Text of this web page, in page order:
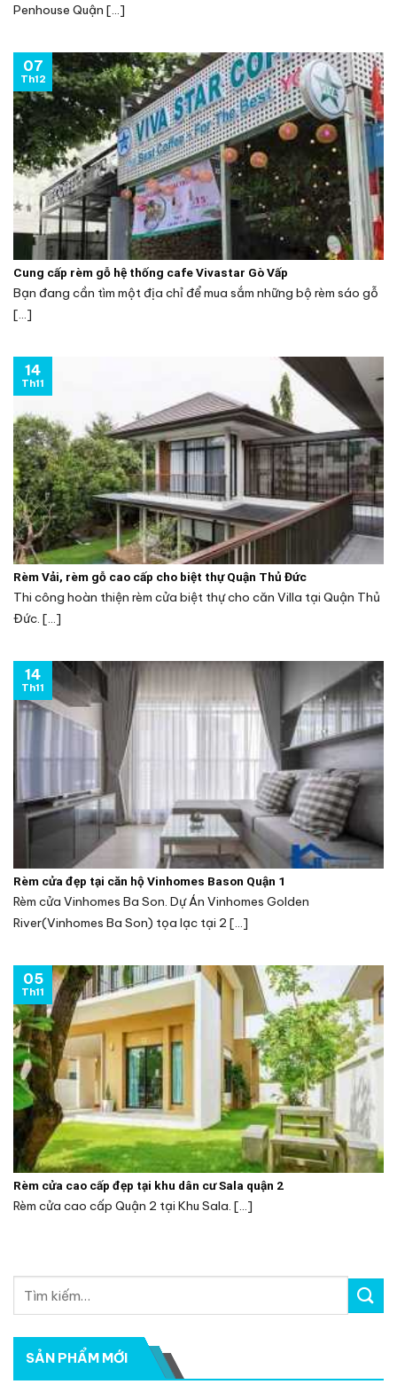
Penhouse Quận [...]
Cung cấp rèm gỗ hệ thống cafe Vivastar Gò Vấp
Bạn đang cần tìm một địa chỉ để mua sắm những bộ rèm sáo gỗ
[...]
07
Th12
Rèm Vải, rèm gỗ cao cấp cho biệt thự Quận Thủ Đức
Thi công hoàn thiện rèm cửa biệt thự cho căn Villa tại Quận Thủ
Đức. [...]
14
Th11
Rèm cửa đẹp tại căn hộ Vinhomes Bason Quận 1
Rèm cửa Vinhomes Ba Son. Dự Án Vinhomes Golden
River(Vinhomes Ba Son) tọa lạc tại 2 [...]
14
Th11
Rèm cửa cao cấp đẹp tại khu dân cư Sala quận 2
Rèm cửa cao cấp Quận 2 tại Khu Sala. [...]
05
Th11
SẢN PHẨM MỚI